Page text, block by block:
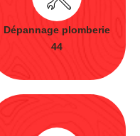
Dépannage plomberie
44